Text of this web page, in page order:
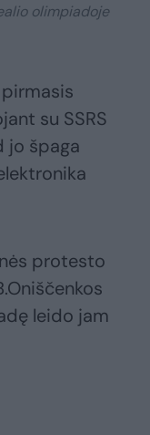
olimpiadoje
su SSRS
jo špaga
protesto
leido jam